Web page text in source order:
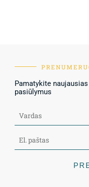
Pamatykite
pasiūlymus